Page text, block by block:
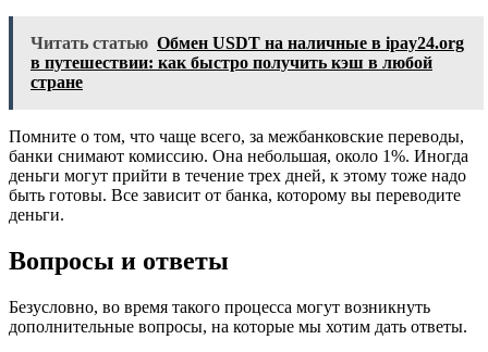
Читать статью Обмен USDT на наличные в ipay24.org
в путешествии: как быстро получить кэш в любой
стране
Помните о том, что чаще всего, за межбанковские переводы,
банки снимают комиссию. Она небольшая, около 1%. Иногда
деньги могут прийти в течение трех дней, к этому тоже надо
быть готовы. Все зависит от банка, которому вы переводите
деньги.
Вопросы и ответы
Безусловно, во время такого процесса могут возникнуть
дополнительные вопросы, на которые мы хотим дать ответы.